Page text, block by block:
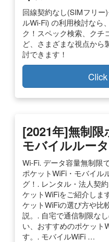
回線契約なし(SIMフリー
ルWi-Fi) の利用検討なら
ク！スペック検索、クチ
ど、さまざまな視点から
討できます！
[2021年]無制限
モバイルルー
Wi-Fi. データ容量無制限
ポケットWiFi・モバイル
グ！. レンタル・法人契
ケットWiFiをご紹介しま
ケットWiFiの選び方や比
説。. 自宅で通信制限な
い、おすすめのポケット
す。. モバイルWiFi …